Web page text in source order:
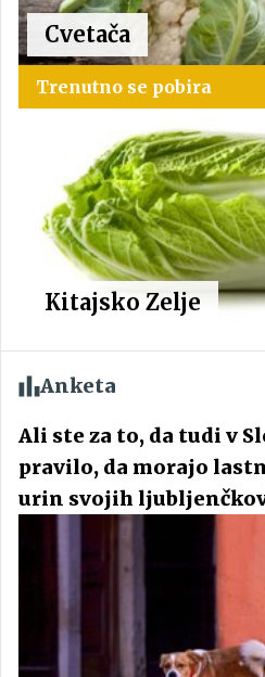
Cvetača
Trenutno se pobira
Kitajsko Zelje
Anketa
Ali ste za to, da tudi v
pravilo, da morajo
urin svojih